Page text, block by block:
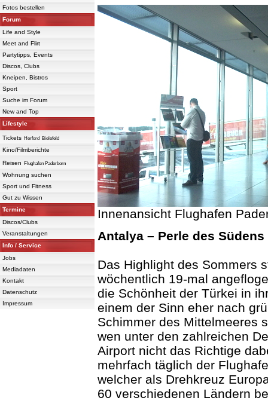
Fotos bestellen
Forum
Life and Style
Meet and Flirt
Partytipps, Events
Discos, Clubs
Kneipen, Bistros
Sport
Suche im Forum
New and Top
Lifestyle
Tickets Herford Bielefeld
Kino/Filmberichte
Reisen
Flughafen Paderborn
Wohnung suchen
Sport und Fitness
Gut zu Wissen
Termine
Discos/Clubs
Veranstaltungen
Info / Service
Jobs
Mediadaten
Kontakt
Datenschutz
Impressum
Innenansicht Flughafen
Antalya – Perle des Südens
Das Highlight des Sommers
wöchentlich 19-mal
die Schönheit der Türkei in
einem der Sinn eher nach
Schimmer des Mittelmeeres
wen unter den zahlreichen
Airport nicht das Richtige
mehrfach täglich der
welcher als Drehkreuz
60 verschiedenen Ländern